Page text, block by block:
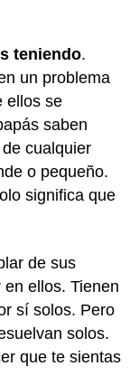
teniendo.
un problema
ellos se
saben
cualquier
o pequeño.
significa que
de sus
ellos. Tienen
sí solos. Pero
solos.
que te sientas